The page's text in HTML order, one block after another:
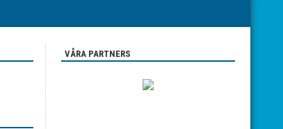
VÅRA PARTNERS